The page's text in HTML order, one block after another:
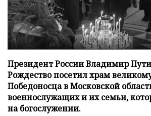
Президент России Владимир
Рождество посетил храм
Победоносца в Московской
военнослужащих и их семьи,
на богослужении.